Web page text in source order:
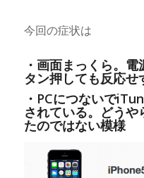
今回の症状は
・画面まっくら。
タン押しても反応せ
・PCにつないで
されている。どう
たのではない模様